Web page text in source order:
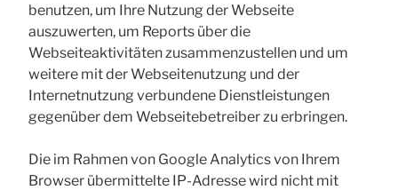
benutzen, um Ihre Nutzung der Webseite
auszuwerten, um Reports über die
Webseiteaktivitäten zusammenzustellen und um
weitere mit der Webseitenutzung und der
Internetnutzung verbundene Dienstleistungen
gegenüber dem Webseitebetreiber zu erbringen.
Die im Rahmen von Google Analytics von Ihrem
Browser übermittelte IP-Adresse wird nicht mit